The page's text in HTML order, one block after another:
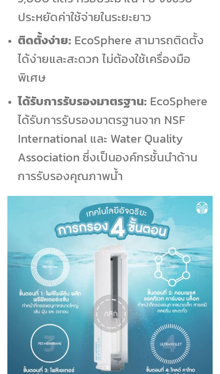
ประหยัดค่าใช้จ่ายในระยะยาว
ติดตั้งง่าย: EcoSphere สามารถติดตั้ง
ได้ง่ายและสะดวก ไม่ต้องใช้เครื่องมือ
พิเศษ
ได้รับการรับรองมาตรฐาน: EcoSphere
ได้รับการรับรองมาตรฐานจาก NSF
International และ Water Quality
Association ซึ่งเป็นองค์กรชั้นนำด้าน
การรับรองคุณภาพน้ำ